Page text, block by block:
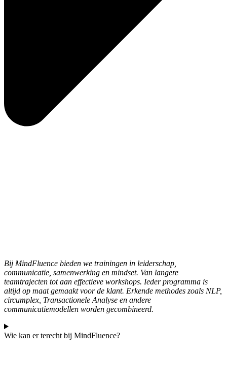
Bij MindFluence bieden we trainingen in leiderschap,
communicatie, samenwerking en mindset. Van langere
teamtrajecten tot aan effectieve workshops. Ieder programma is
altijd op maat gemaakt voor de klant. Erkende methodes zoals NLP,
circumplex, Transactionele Analyse en andere
communicatiemodellen worden gecombineerd.
Wie kan er terecht bij MindFluence?